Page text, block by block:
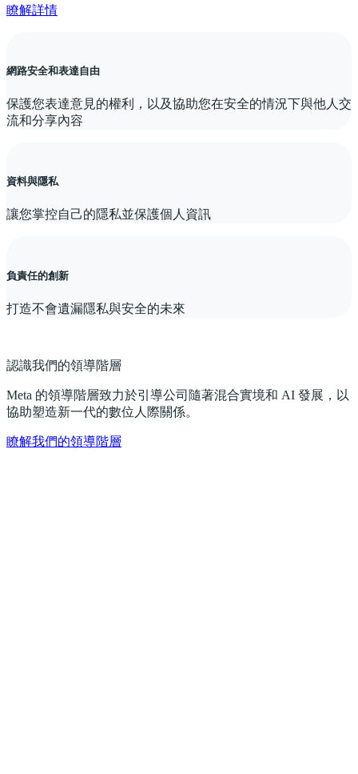
瞭解詳情
網路安全和表達自由
保護您表達意見的權利，以及協助您在安全的情況下與他人交
流和分享內容
資料與隱私
讓您掌控自己的隱私並保護個人資訊
負責任的創新
打造不會遺漏隱私與安全的未來
認識我們的領導階層
Meta 的領導階層致力於引導公司隨著混合實境和 AI 發展，以
協助塑造新一代的數位人際關係。
瞭解我們的領導階層